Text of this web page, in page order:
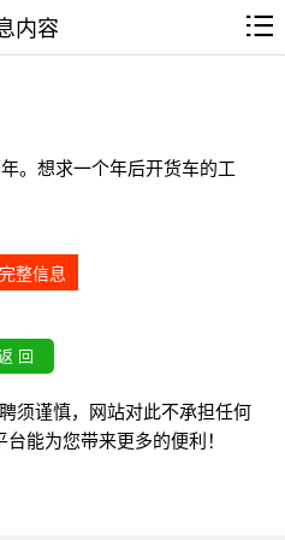
内容
。想求一个年后开货车的工
整信息
须谨慎，网站对此不承担任何
能为您带来更多的便利！